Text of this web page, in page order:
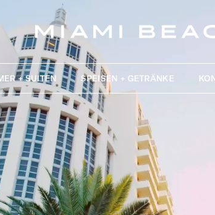
+ SUITEN SPEISEN + GETRÄNKE